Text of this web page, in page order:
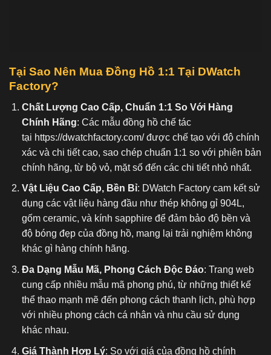
Tại Sao Nên Mua Đồng Hồ 1:1 Tại DWatch
Factory?
Chất Lượng Cao Cấp, Chuẩn 1:1 So Với Hàng
Chính Hãng: Các mẫu đồng hồ chế tác
tại https://dwatchfactory.com/được chế tạo với độ chính
xác và chi tiết cao, sao chép chuẩn 1:1 so với phiên bản
chính hãng, từ bộ vỏ, mặt số đến các chi tiết nhỏ nhất.
Vật Liệu Cao Cấp, Bền Bỉ: DWatch Factory cam kết sử
dụng các vật liệu hàng đầu như thép không gỉ 904L,
gốm ceramic, và kính sapphire để đảm bảo độ bền và
độ bóng đẹp của đồng hồ, mang lại trải nghiệm không
khác gì hàng chính hãng.
Đa Dạng Mẫu Mã, Phong Cách Độc Đáo: Trang web
cung cấp nhiều mẫu mã phong phú, từ những thiết kế
thể thao mạnh mẽ đến phong cách thanh lịch, phù hợp
với nhiều phong cách cá nhân và nhu cầu sử dụng
khác nhau.
Giá Thành Hợp Lý: So với giá của đồng hồ chính